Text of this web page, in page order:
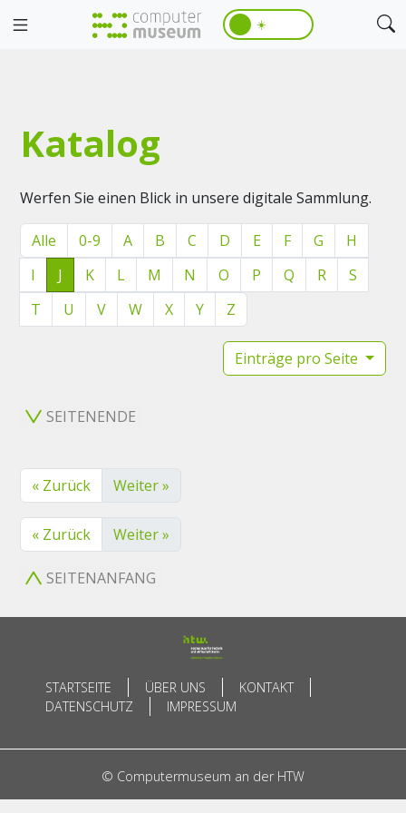
☀️
Katalog
Werfen Sie einen Blick in unsere digitale Sammlung.
Alle 0-9 A B C D E F G
H
I
J K L M N O P Q R
S
T
U V W X Y Z
Einträge pro Seite
SEITENENDE
« Zurück Weiter »
« Zurück Weiter »
SEITENANFANG
STARTSEITE ÜBER UNS
KONTAKT
DATENSCHUTZ
IMPRESSUM
© Computermuseum an der HTW